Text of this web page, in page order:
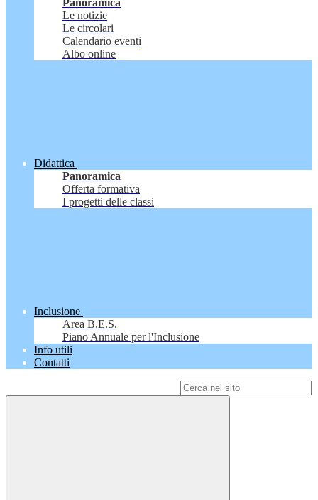
Panoramica
Le notizie
Le circolari
Calendario eventi
Albo online
Didattica
Panoramica
Offerta formativa
I progetti delle classi
Inclusione
Area B.E.S.
Piano Annuale per l'Inclusione
Info utili
Contatti